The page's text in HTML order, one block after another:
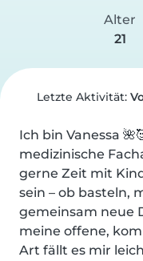
Alter
21
Letzte Aktivität:
Ich bin Vanessa
medizinische
gerne Zeit mit
sein – ob basteln,
gemeinsam neue
meine offene,
Art fällt es mir